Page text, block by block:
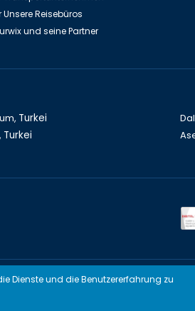
Unsere Reisebüros
und seine Partner
Turkei
Turkei
Gesetzen von
Dienste und die Benutzererfahrung zu